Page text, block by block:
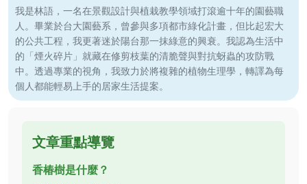
我是林語，一名在景觀設計與植栽教學領域打滾逾十年的園藝職
人。畢業於台大園藝系，曾參與多項都市綠化計畫，但比起宏大
的公共工程，我更著迷於陽台那一抹綠意的興衰。我認為生活中
的「煙火碎片」就藏在修剪枝葉的清脆聲與對抗蚜蟲的攻防戰
中。透過專業的視角，我致力於將複雜的植物生理學，轉譯為每
個人都能輕易上手的居家生活提案。
文章重點導覽
香椿樹是什麼？